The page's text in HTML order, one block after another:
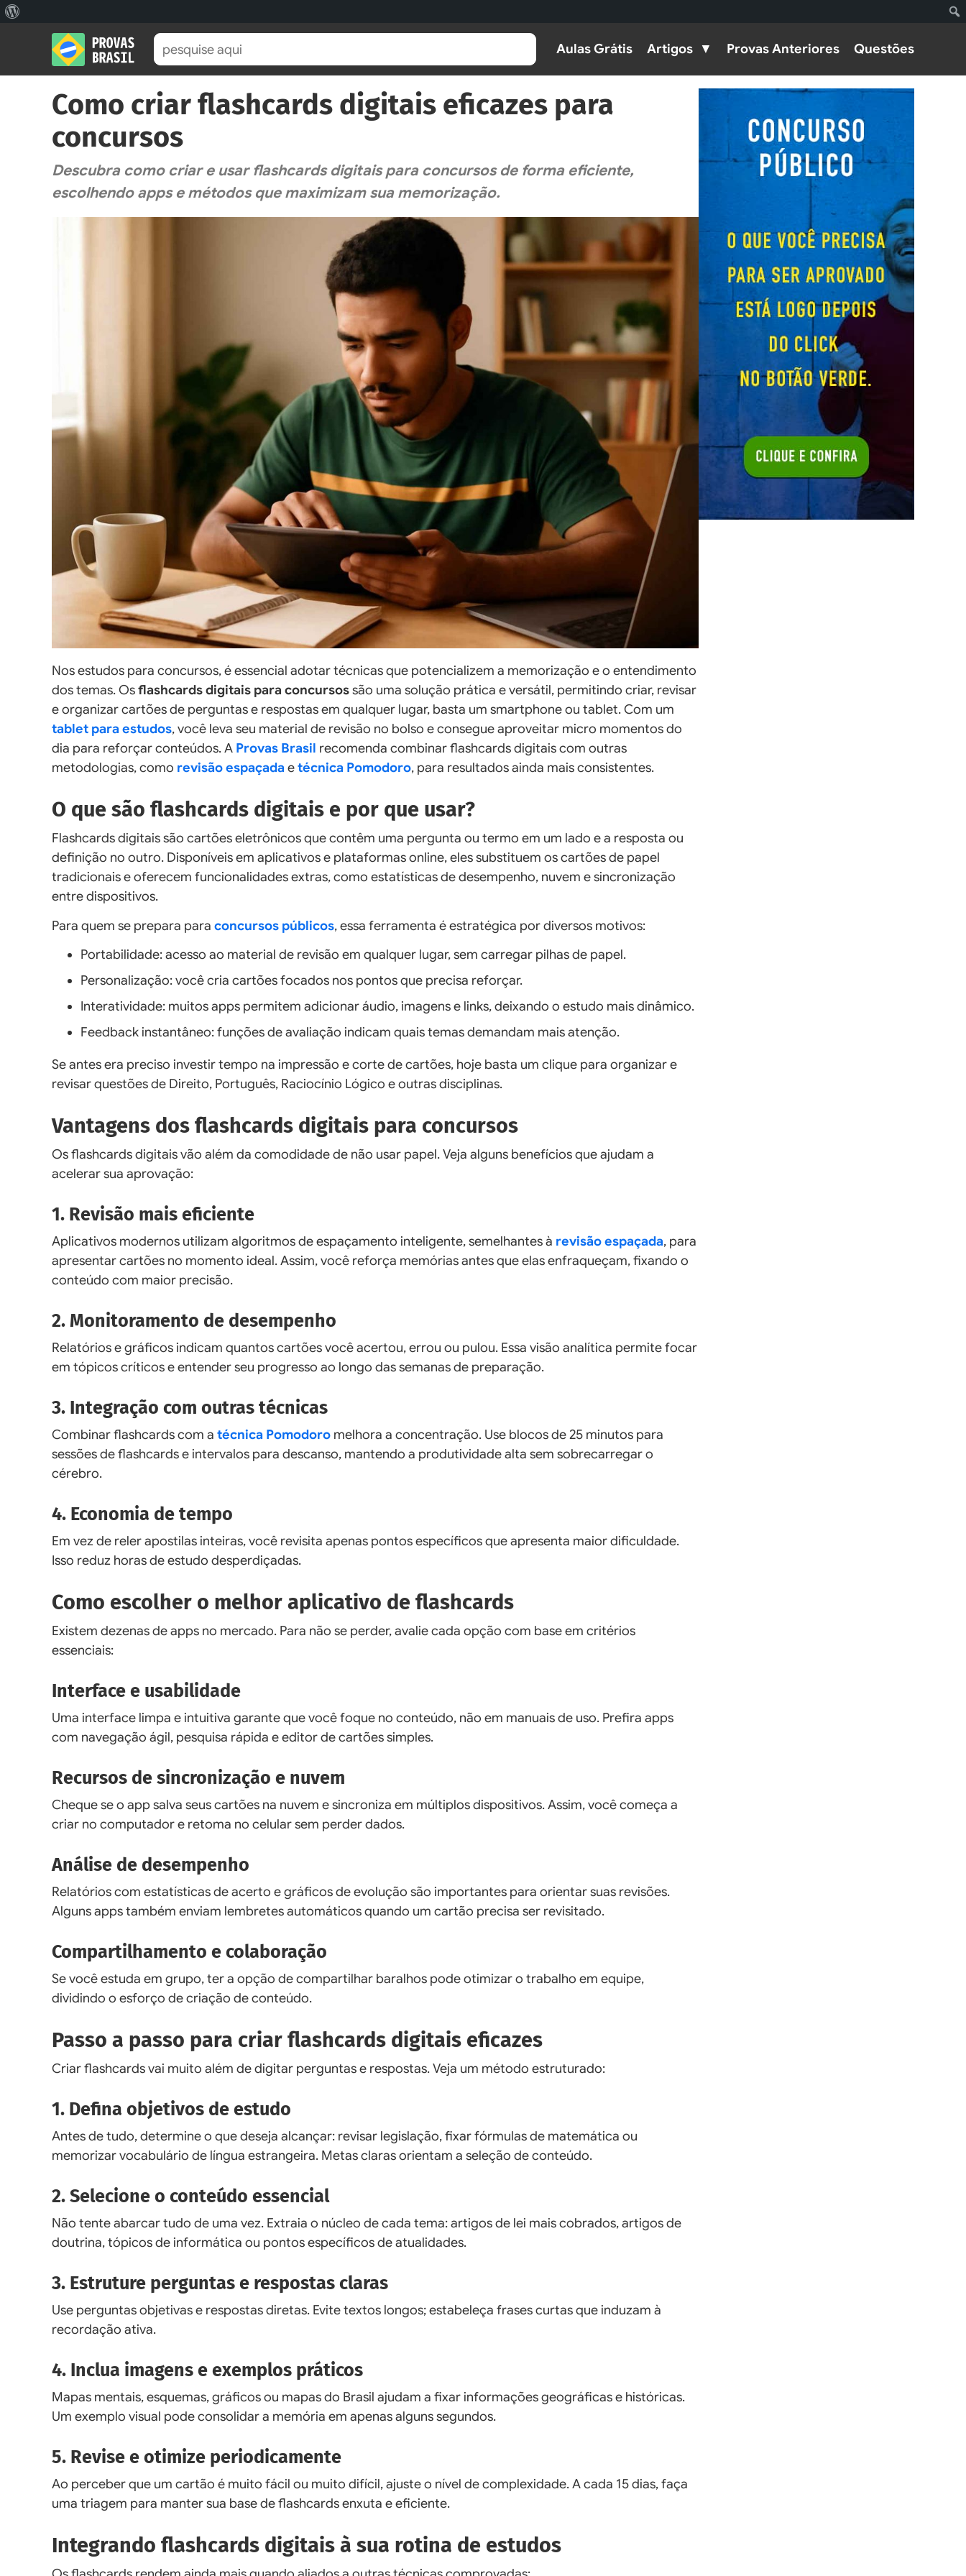
WordPress
Aulas Grátis Artigos Provas Anteriores Questões
Como criar flashcards digitais eficazes para
concursos
Descubra como criar e usar flashcards digitais para concursos de forma eficiente,
escolhendo apps e métodos que maximizam sua memorização.
Nos estudos para concursos, é essencial adotar técnicas que potencializem a memorização e o entendimento
dos temas. Osflashcards digitais para concursossão uma solução prática e versátil, permitindo criar, revisar
e organizar cartões de perguntas e respostas em qualquer lugar, basta um smartphone ou tablet. Com um
tablet para estudos, você leva seu material de revisão no bolso e consegue aproveitar micro momentos do
dia para reforçar conteúdos. A Provas Brasil recomenda combinar flashcards digitais com outras
metodologias, como revisão espaçada etécnica Pomodoro, para resultados ainda mais consistentes.
O que são flashcards digitais e por que usar?
Flashcards digitais são cartões eletrônicos que contêm uma pergunta ou termo em um lado e a resposta ou
definição no outro. Disponíveis em aplicativos e plataformas online, eles substituem os cartões de papel
tradicionais e oferecem funcionalidades extras, como estatísticas de desempenho, nuvem e sincronização
entre dispositivos.
Para quem se prepara para concursos públicos, essa ferramenta é estratégica por diversos motivos:
Portabilidade: acesso ao material de revisão em qualquer lugar, sem carregar pilhas de papel.
Personalização: você cria cartões focados nos pontos que precisa reforçar.
Interatividade: muitos apps permitem adicionar áudio, imagens e links, deixando o estudo mais dinâmico.
Feedback instantâneo: funções de avaliação indicam quais temas demandam mais atenção.
Se antes era preciso investir tempo na impressão e corte de cartões, hoje basta um clique para organizar e
revisar questões de Direito, Português, Raciocínio Lógico e outras disciplinas.
Vantagens dos flashcards digitais para concursos
Os flashcards digitais vão além da comodidade de não usar papel. Veja alguns benefícios que ajudam a
acelerar sua aprovação:
1. Revisão mais eficiente
Aplicativos modernos utilizam algoritmos de espaçamento inteligente, semelhantes à revisão espaçada, para
apresentar cartões no momento ideal. Assim, você reforça memórias antes que elas enfraqueçam, fixando o
conteúdo com maior precisão.
2. Monitoramento de desempenho
Relatórios e gráficos indicam quantos cartões você acertou, errou ou pulou. Essa visão analítica permite focar
em tópicos críticos e entender seu progresso ao longo das semanas de preparação.
3. Integração com outras técnicas
Combinar flashcards com a técnica Pomodoro melhora a concentração. Use blocos de 25 minutos para
sessões de flashcards e intervalos para descanso, mantendo a produtividade alta sem sobrecarregar o
cérebro.
4. Economia de tempo
Em vez de reler apostilas inteiras, você revisita apenas pontos específicos que apresenta maior dificuldade.
Isso reduz horas de estudo desperdiçadas.
Como escolher o melhor aplicativo de flashcards
Existem dezenas de apps no mercado. Para não se perder, avalie cada opção com base em critérios
essenciais:
Interface e usabilidade
Uma interface limpa e intuitiva garante que você foque no conteúdo, não em manuais de uso. Prefira apps
com navegação ágil, pesquisa rápida e editor de cartões simples.
Recursos de sincronização e nuvem
Cheque se o app salva seus cartões na nuvem e sincroniza em múltiplos dispositivos. Assim, você começa a
criar no computador e retoma no celular sem perder dados.
Análise de desempenho
Relatórios com estatísticas de acerto e gráficos de evolução são importantes para orientar suas revisões.
Alguns apps também enviam lembretes automáticos quando um cartão precisa ser revisitado.
Compartilhamento e colaboração
Se você estuda em grupo, ter a opção de compartilhar baralhos pode otimizar o trabalho em equipe,
dividindo o esforço de criação de conteúdo.
Passo a passo para criar flashcards digitais eficazes
Criar flashcards vai muito além de digitar perguntas e respostas. Veja um método estruturado:
1. Defina objetivos de estudo
Antes de tudo, determine o que deseja alcançar: revisar legislação, fixar fórmulas de matemática ou
memorizar vocabulário de língua estrangeira. Metas claras orientam a seleção de conteúdo.
2. Selecione o conteúdo essencial
Não tente abarcar tudo de uma vez. Extraia o núcleo de cada tema: artigos de lei mais cobrados, artigos de
doutrina, tópicos de informática ou pontos específicos de atualidades.
3. Estruture perguntas e respostas claras
Use perguntas objetivas e respostas diretas. Evite textos longos; estabeleça frases curtas que induzam à
recordação ativa.
4. Inclua imagens e exemplos práticos
Mapas mentais, esquemas, gráficos ou mapas do Brasil ajudam a fixar informações geográficas e históricas.
Um exemplo visual pode consolidar a memória em apenas alguns segundos.
5. Revise e otimize periodicamente
Ao perceber que um cartão é muito fácil ou muito difícil, ajuste o nível de complexidade. A cada 15 dias, faça
uma triagem para manter sua base de flashcards enxuta e eficiente.
Integrando flashcards digitais à sua rotina de estudos